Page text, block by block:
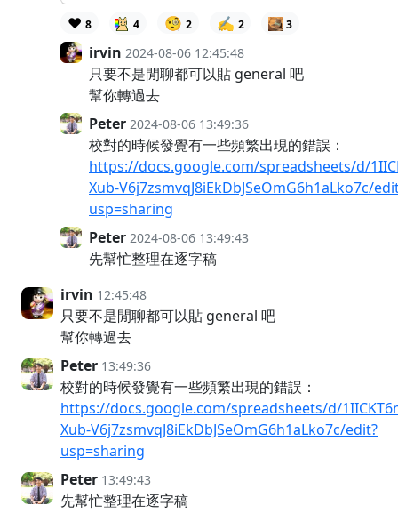
❤️ 8 4 🧐 2 ✍️ 2 3
irvin 2024-08-06 12:45:48
只要不是閒聊都可以貼 general 吧
幫你轉過去
Peter 2024-08-06 13:49:36
校對的時候發覺有一些頻繁出現的錯誤：
https://docs.google.com/spreadsheets/d/
Xub-V6j7zsmvqJ8iEkDbJSeOmG6h1aLko7c/
usp=sharing
Peter 2024-08-06 13:49:43
先幫忙整理在逐字稿
irvin 12:45:48
只要不是閒聊都可以貼 general 吧
幫你轉過去
Peter 13:49:36
校對的時候發覺有一些頻繁出現的錯誤：
https://docs.google.com/spreadsheets/d/
Xub-V6j7zsmvqJ8iEkDbJSeOmG6h1aLko7c/edit?
usp=sharing
Peter 13:49:43
先幫忙整理在逐字稿